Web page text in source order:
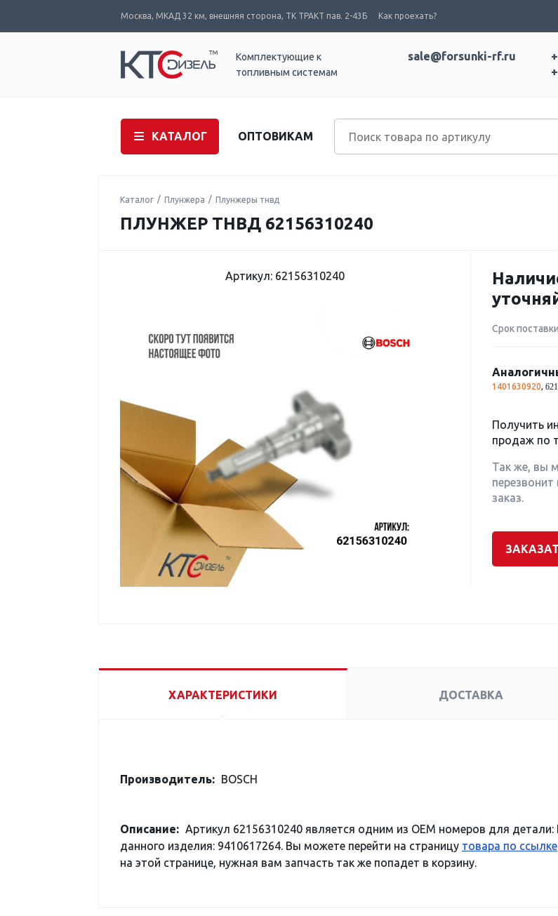
Москва, МКАД 32 км, внешняя сторона, ТК ТРАКТ пав. 2-43Б Как проехать?
Комплектующие к
топливным системам
sale@forsunki-rf.ru
КАТАЛОГ ОПТОВИКАМ
Каталог Плунжера Плунжеры тнвд
ПЛУНЖЕР ТНВД 62156310240
Артикул: 62156310240
Срок
1401630920,
Получить
продаж по
Так же, вы
заказ.
ХАРАКТЕРИСТИКИ ДОСТАВКА
Производитель: BOSCH
Описание: Артикул 62156310240 является одним из OEM номеров для
данного изделия: 9410617264. Вы можете перейти на страницу товара по ссылке
на этой странице, нужная вам запчасть так же попадет в корзину.